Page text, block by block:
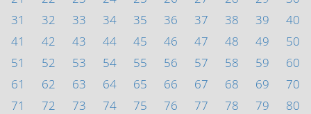
31
32 33 34 35 36 37 38 39
40
41
42 43 44 45 46 47 48 49
50
51
52 53 54 55 56 57 58 59
60
61
62 63 64 65 66 67 68 69
70
71
72 73 74 75 76 77 78 79
80